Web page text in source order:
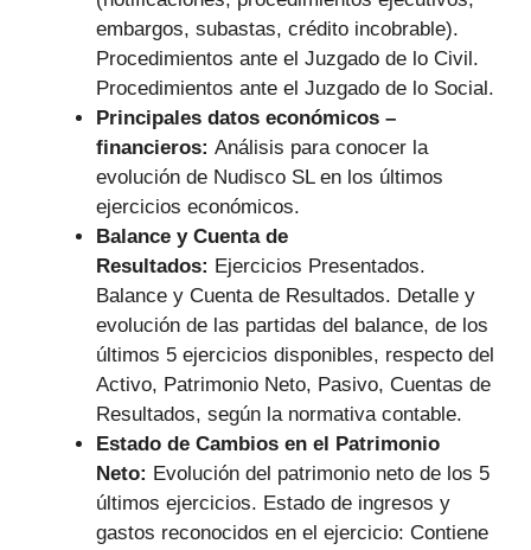
embargos, subastas, crédito incobrable).
Procedimientos ante el Juzgado de lo Civil.
Procedimientos ante el Juzgado de lo Social.
Principales datos económicos –
financieros: Análisis para conocer la
evolución de Nudisco SL en los últimos
ejercicios económicos.
Balance y Cuenta de
Resultados: Ejercicios Presentados.
Balance y Cuenta de Resultados. Detalle y
evolución de las partidas del balance, de los
últimos 5 ejercicios disponibles, respecto del
Activo, Patrimonio Neto, Pasivo, Cuentas de
Resultados, según la normativa contable.
Estado de Cambios en el Patrimonio
Neto: Evolución del patrimonio neto de los 5
últimos ejercicios. Estado de ingresos y
gastos reconocidos en el ejercicio: Contiene